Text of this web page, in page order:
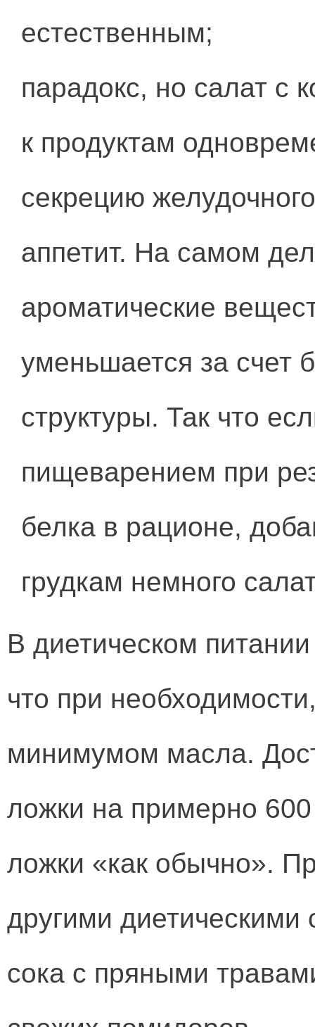
естественным;
парадокс, но салат с
к продуктам
секрецию
аппетит. На самом
ароматические
уменьшается за счет
структуры. Так что
пищеварением при
белка в рационе,
грудкам немного
В диетическом
что при
минимумом масла.
ложки на примерно
ложки «как обычно».
другими диетическими
сока с пряными